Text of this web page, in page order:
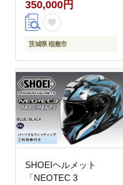
ネオテック ショウエイ
[1523]
350,000円
茨城県 稲敷市
SHOEIヘルメット
「NEOTEC 3